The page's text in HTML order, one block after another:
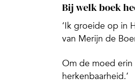
Bij welk boek
‘Ik groeide op in
van Merijn de
Om de moed erin
herkenbaarheid.’